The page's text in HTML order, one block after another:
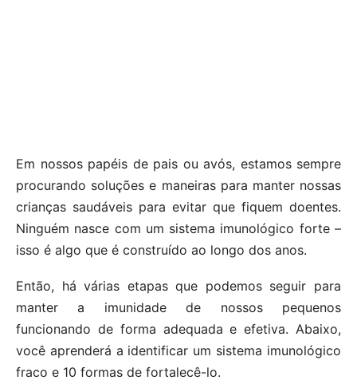
Em nossos papéis de pais ou avós, estamos sempre
procurando soluções e maneiras para manter nossas
crianças saudáveis para evitar que fiquem doentes.
Ninguém nasce com um sistema imunológico forte –
isso é algo que é construído ao longo dos anos.
Então, há várias etapas que podemos seguir para
manter a imunidade de nossos pequenos
funcionando de forma adequada e efetiva. Abaixo,
você aprenderá a identificar um sistema imunológico
fraco e 10 formas de fortalecê-lo.